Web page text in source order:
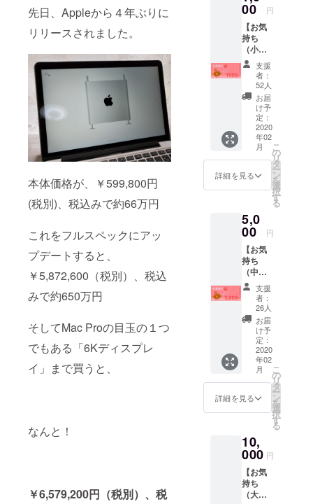
先日、Appleから４年ぶりに
リリースされました。
本体価格が、￥599,800円
(税別)、税込みで約66万円
これをフルスペックにアッ
プデートすると、
￥5,872,600（税別）、税込
みで約650万円
そしてMac Proの目玉の１つ
でもある「6Kディスプレ
イ」まで買うと、
なんと！
￥6,579,200円（税別）、税
に概要
欄にク
レジッ
トさせ
て頂き
ます。
※支援
時、必
ず備考
欄にご
希望の
お名前
をご記
入くだ
さい。
00 円
【お気
持ち
（小）
】 和佐
大輔の
誕生を
「祝
う」お
気持ち
に感謝
し、
MacPro
開封動
画を
YouTub
eで公開
に概要
欄にク
レジッ
トさせ
て頂き
ます。
また、
本プロ
ジェク
トの結
果発表
ライブ
の際に
お名前
を呼び
上げさ
せて頂
時、必
ず備考
欄にご
希望の
お名前
をご記
支援
者：
52人
お届
け予
定：
2020
年02
月
詳細を見る
こ
の
リ
タ
ー
ン
を
選
択
す
る
5,0
00 円
【お気
持ち
（中）
】 和佐
大輔の
誕生を
「祝
う」お
気持ち
に感謝
し、
MacPro
開封動
画を
YouTub
eで公開
に概要
欄にク
レジッ
トさせ
て頂き
ます。
支援
者：
26人
お届
け予
定：
2020
年02
月
詳細を見る
こ
の
リ
タ
ー
ン
を
選
択
す
る
10,
000 円
【お気
持ち
（大）